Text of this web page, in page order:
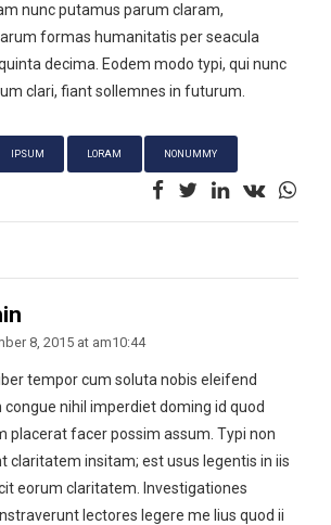
nunc putamus parum claram,
formas humanitatis per seacula
decima. Eodem modo typi, qui nunc
clari, fiant sollemnes in futurum.
IPSUM LORAM NONUMMY
8, 2015 at am10:44
tempor cum soluta nobis eleifend
congue nihil imperdiet doming id quod
placerat facer possim assum. Typi non
claritatem insitam; est usus legentis in iis
eorum claritatem. Investigationes
lectores legere me lius quod ii